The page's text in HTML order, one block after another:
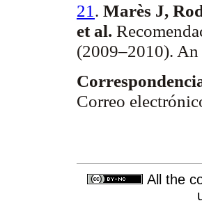
21 . Marès J,
et al.
(2009–2010). An
Correo
All the